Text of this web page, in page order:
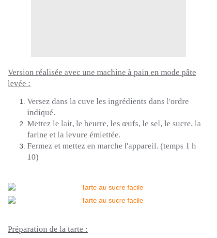
Version réalisée avec une machine à pain en mode pâte
levée :
Versez dans la cuve les ingrédients dans l'ordre
indiqué.
Mettez le lait, le beurre, les œufs, le sel, le sucre, la
farine et la levure émiettée.
Fermez et mettez en marche l'appareil. (temps 1 h
10)
Préparation de la tarte :